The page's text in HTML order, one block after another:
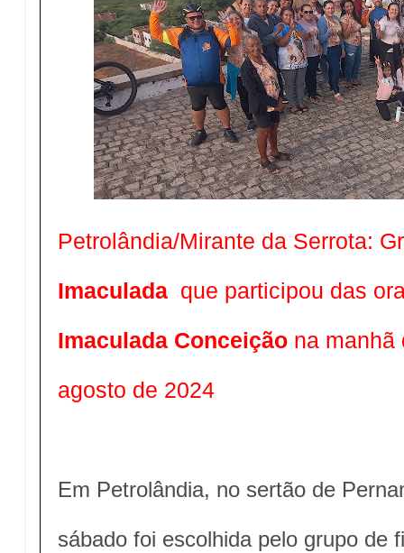
Petrolândia/Mirante da Serrota:
Imaculada que participou das
Imaculada Conceição na manhã
agosto de 2024
Em Petrolândia, no sertão de
sábado foi escolhida pelo grupo de